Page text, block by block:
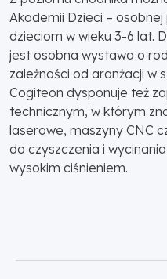
Akademii Dzieci –
dzieciom w wieku 3-6 lat.
jest osobna wystawa o
zależności od aranżacji w
Cogiteon dysponuje też
technicznym, w którym
laserowe, maszyny CNC
do czyszczenia i
wysokim ciśnieniem.